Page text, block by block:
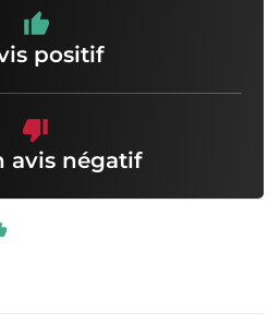
positif
avis négatif